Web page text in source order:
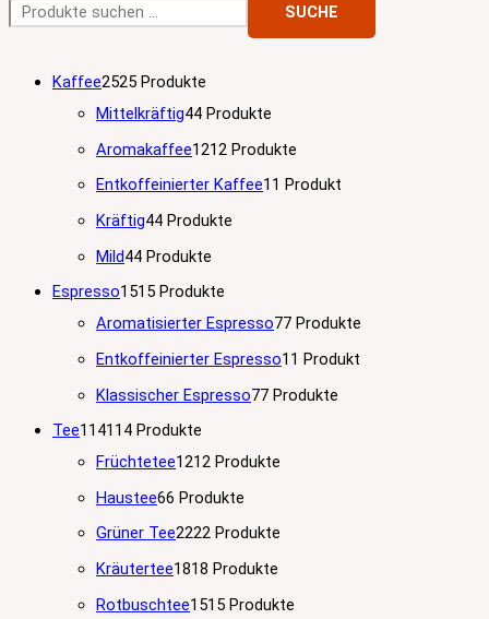
SUCHE
Kaffee2525 Produkte
Mittelkräftig44 Produkte
Aromakaffee1212 Produkte
Entkoffeinierter Kaffee1 1 Produkt
Kräftig44 Produkte
Mild44 Produkte
Espresso1515 Produkte
Aromatisierter Espresso77 Produkte
Entkoffeinierter Espresso1 1 Produkt
Klassischer Espresso77 Produkte
Tee114114 Produkte
Früchtetee1212 Produkte
Haustee66 Produkte
Grüner Tee2222 Produkte
Kräutertee1818 Produkte
Rotbuschtee1515 Produkte